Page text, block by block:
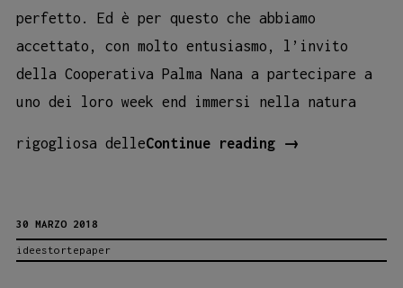
perfetto. Ed è per questo che abbiamo
accettato, con molto entusiasmo, l’invito
della Cooperativa Palma Nana a partecipare a
uno dei loro week end immersi nella natura
rigogliosa delleContinue reading
Fiabe
→
30 MARZO 2018
ideestortepaper